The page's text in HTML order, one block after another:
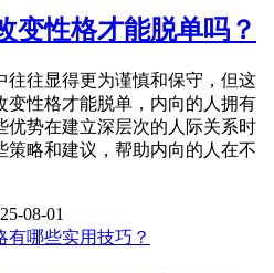
变性格才能脱单吗？
往往显得更为谨慎和保守，但这
变性格才能脱单，内向的人拥有
优势在建立深层次的人际关系时
策略和建议，帮助内向的人在不
08-01